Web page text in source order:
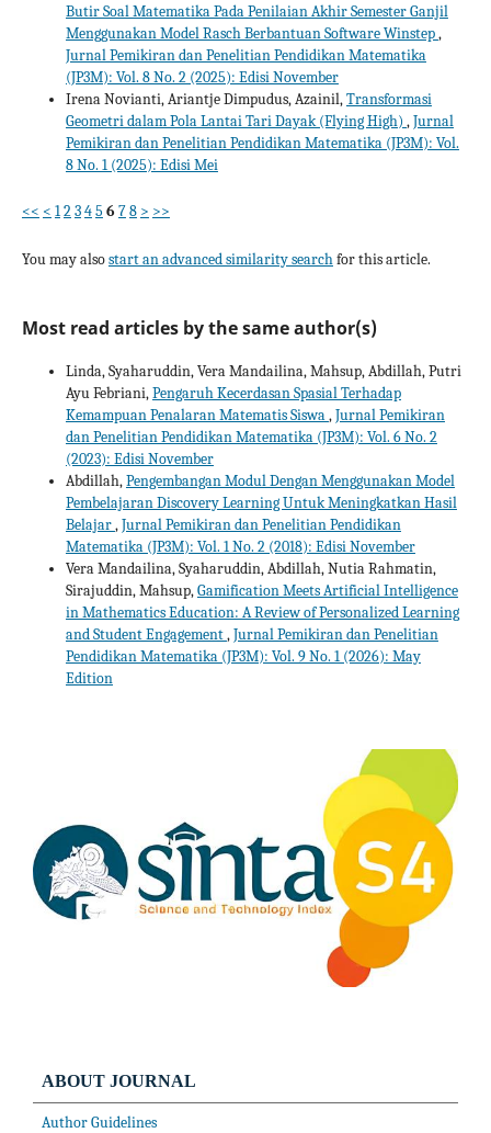
Butir Soal Matematika Pada Penilaian Akhir Semester Ganjil
Menggunakan Model Rasch Berbantuan Software Winstep,
Jurnal Pemikiran dan Penelitian Pendidikan Matematika
(JP3M): Vol. 8 No. 2 (2025): Edisi November
Irena Novianti, Ariantje Dimpudus, Azainil,Transformasi
Geometri dalam Pola Lantai Tari Dayak (Flying High) ,Jurnal
Pemikiran dan Penelitian Pendidikan Matematika (JP3M): Vol.
8 No. 1 (2025): Edisi Mei
<< < 12345 6 78 > >>
You may alsostart an advanced similarity searchfor this article.
Most read articles by the same author(s)
Linda, Syaharuddin, Vera Mandailina, Mahsup, Abdillah, Putri
Ayu Febriani,Pengaruh Kecerdasan Spasial Terhadap
Kemampuan Penalaran Matematis Siswa,Jurnal Pemikiran
dan Penelitian Pendidikan Matematika (JP3M): Vol. 6 No. 2
(2023): Edisi November
Abdillah,Pengembangan Modul Dengan Menggunakan Model
Pembelajaran Discovery Learning Untuk Meningkatkan Hasil
Belajar,Jurnal Pemikiran dan Penelitian Pendidikan
Matematika (JP3M): Vol. 1 No. 2 (2018): Edisi November
Vera Mandailina, Syaharuddin, Abdillah, Nutia Rahmatin,
Sirajuddin, Mahsup,Gamification Meets Artificial Intelligence
in Mathematics Education: A Review of Personalized Learning
and Student Engagement,Jurnal Pemikiran dan Penelitian
Pendidikan Matematika (JP3M): Vol. 9 No. 1 (2026): May
Edition
ABOUT JOURNAL
Author Guidelines